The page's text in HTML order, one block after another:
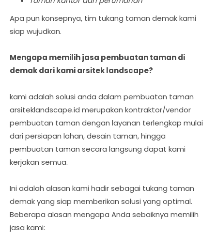
Apa pun konsepnya, tim tukang taman demak kami
siap wujudkan.
Mengapa memilih jasa pembuatan taman di
demak dari kami arsitek landscape?
kami adalah solusi anda dalam pembuatan taman
arsiteklandscape.id merupakan kontraktor/vendor
pembuatan taman dengan layanan terlengkap mulai
dari persiapan lahan, desain taman, hingga
pembuatan taman secara langsung dapat kami
kerjakan semua.
Ini adalah alasan kami hadir sebagai tukang taman
demak yang siap memberikan solusi yang optimal.
Beberapa alasan mengapa Anda sebaiknya memilih
jasa kami: